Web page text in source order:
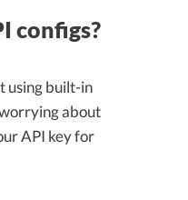
configs?
using built-in
about
API key for